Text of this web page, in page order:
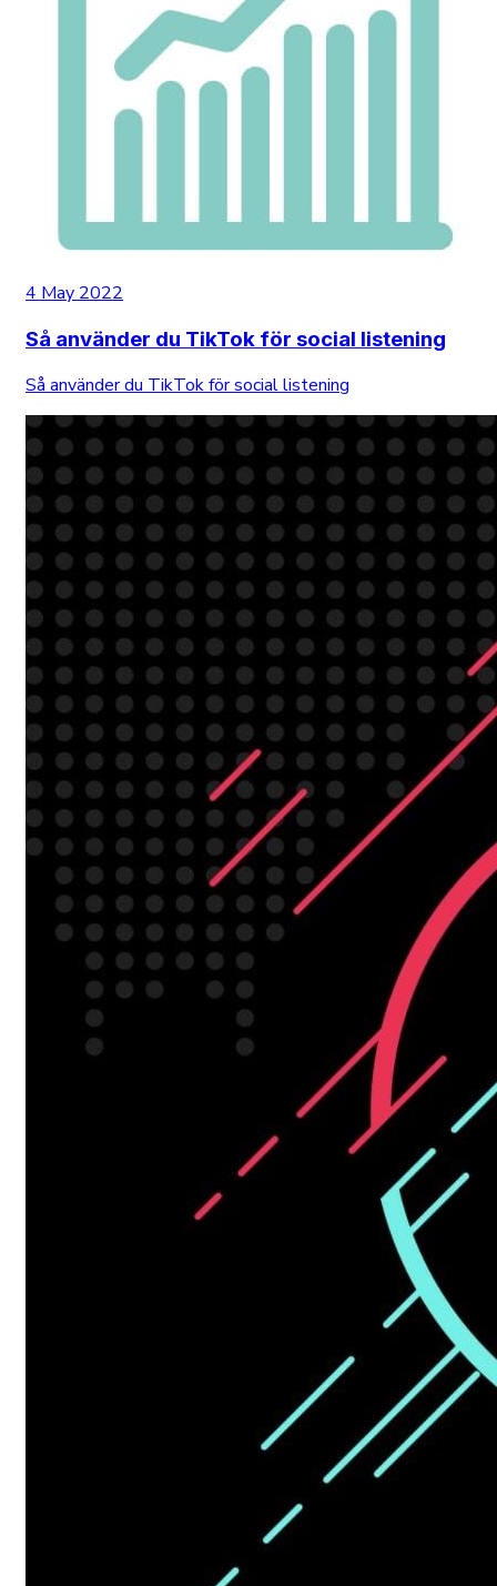
4 May 2022
Så använder du TikTok för social listening
Så använder du TikTok för social listening